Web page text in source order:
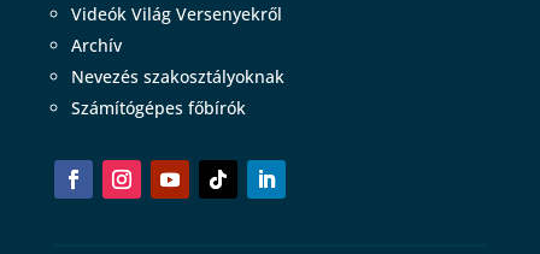
Videók Világ Versenyekről
Archív
Nevezés szakosztályoknak
Számítógépes főbírók